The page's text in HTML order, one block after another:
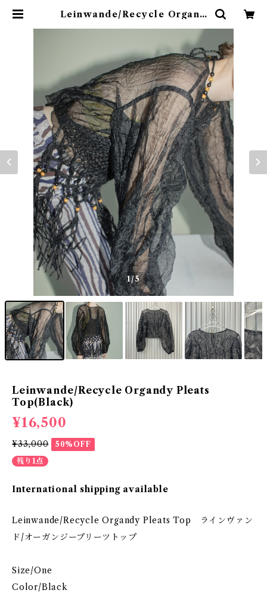
Leinwande/Recycle Organd
1/5
Leinwande/Recycle Organdy Pleats
Top(Black)
¥16,500
¥33,000
50%OFF
残り1点
International shipping available
Leinwande/Recycle Organdy Pleats Top ラインヴァン
ド/オーガンジープリーツトップ
Size/One
Color/Black